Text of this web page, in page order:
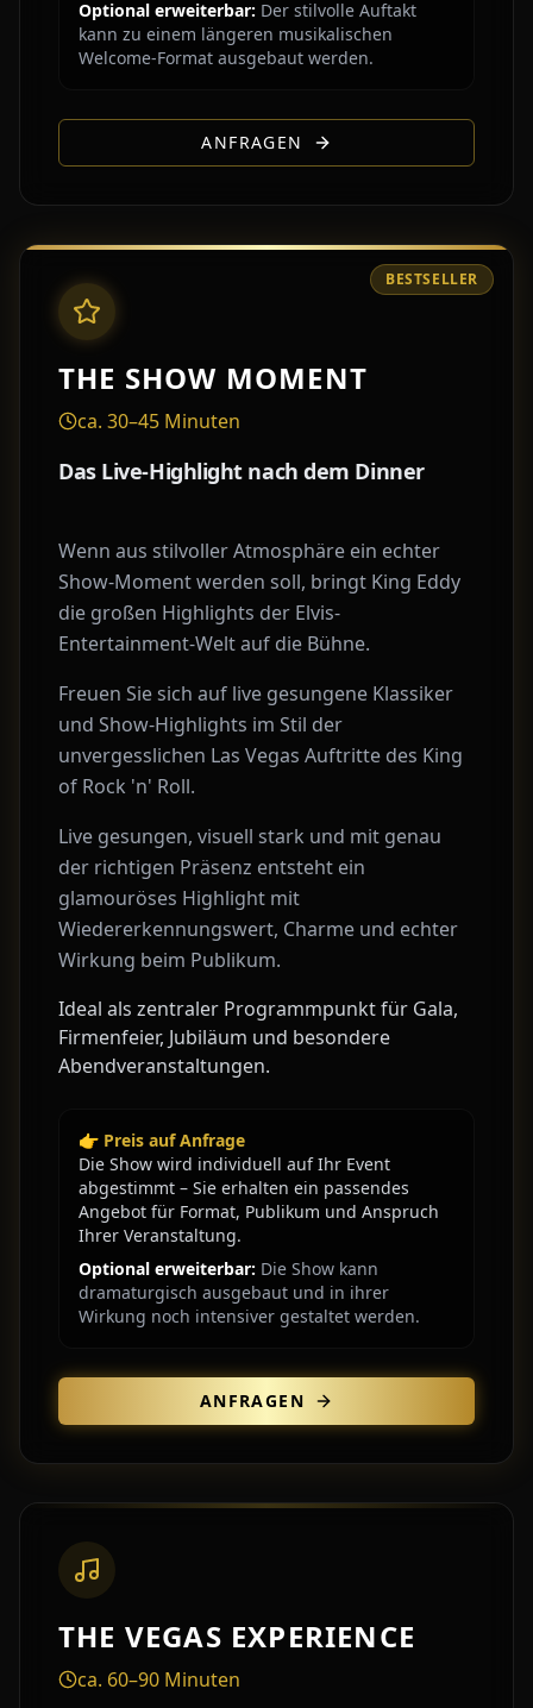
Optional erweiterbar: Der stilvolle Auftakt
kann zu einem längeren musikalischen
Welcome-Format ausgebaut werden.
ANFRAGEN
BESTSELLER
THE SHOW MOMENT
ca. 30–45 Minuten
Das Live-Highlight nach dem Dinner
Wenn aus stilvoller Atmosphäre ein echter
Show-Moment werden soll, bringt King Eddy
die großen Highlights der Elvis-
Entertainment-Welt auf die Bühne.
Freuen Sie sich auf live gesungene Klassiker
und Show-Highlights im Stil der
unvergesslichen Las Vegas Auftritte des King
of Rock 'n' Roll.
Live gesungen, visuell stark und mit genau
der richtigen Präsenz entsteht ein
glamouröses Highlight mit
Wiedererkennungswert, Charme und echter
Wirkung beim Publikum.
Ideal als zentraler Programmpunkt für Gala,
Firmenfeier, Jubiläum und besondere
Abendveranstaltungen.
👉 Preis auf Anfrage
Die Show wird individuell auf Ihr Event
abgestimmt – Sie erhalten ein passendes
Angebot für Format, Publikum und Anspruch
Ihrer Veranstaltung.
Optional erweiterbar: Die Show kann
dramaturgisch ausgebaut und in ihrer
Wirkung noch intensiver gestaltet werden.
ANFRAGEN
THE VEGAS EXPERIENCE
ca. 60–90 Minuten